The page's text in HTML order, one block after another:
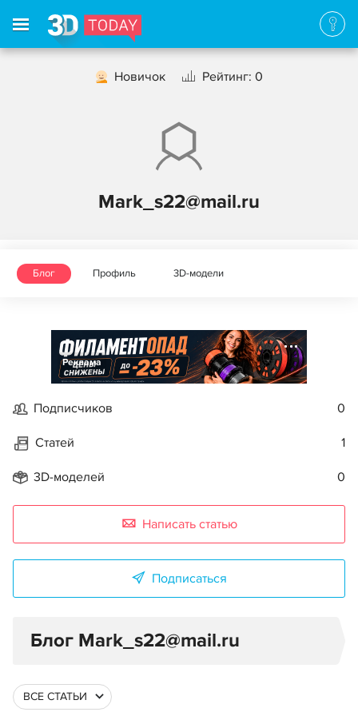
Новичок Рейтинг: 0
Mark_s22@mail.ru
Блог Профиль 3D-модели
Реклама
Подписчиков 0
Статей 1
3D-моделей 0
Написать статью
Подписаться
Блог Mark_s22@mail.ru
ВСЕ СТАТЬИ